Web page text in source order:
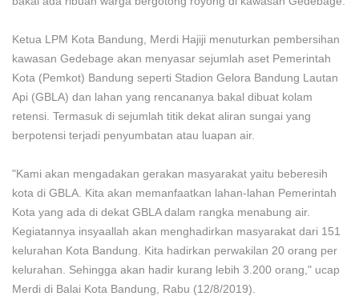
Ketua LPM Kota Bandung, Merdi Hajiji menuturkan pembersihan
kawasan Gedebage akan menyasar sejumlah aset Pemerintah
Kota (Pemkot) Bandung seperti Stadion Gelora Bandung Lautan
Api (GBLA) dan lahan yang rencananya bakal dibuat kolam
retensi. Termasuk di sejumlah titik dekat aliran sungai yang
berpotensi terjadi penyumbatan atau luapan air.
"Kami akan mengadakan gerakan masyarakat yaitu beberesih
kota di GBLA. Kita akan memanfaatkan lahan-lahan Pemerintah
Kota yang ada di dekat GBLA dalam rangka menabung air.
Kegiatannya insyaallah akan menghadirkan masyarakat dari 151
kelurahan Kota Bandung. Kita hadirkan perwakilan 20 orang per
kelurahan. Sehingga akan hadir kurang lebih 3.200 orang," ucap
Merdi di Balai Kota Bandung, Rabu (12/8/2019).